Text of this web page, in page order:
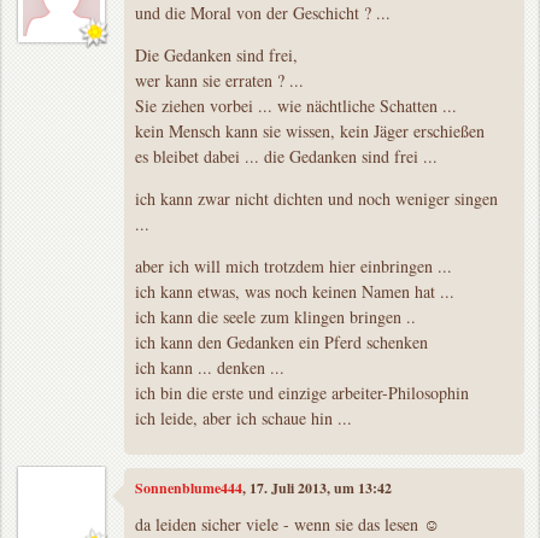
und die Moral von der Geschicht ? ...
Die Gedanken sind frei,
wer kann sie erraten ? ...
Sie ziehen vorbei ... wie nächtliche Schatten ...
kein Mensch kann sie wissen, kein Jäger erschießen
es bleibet dabei ... die Gedanken sind frei ...
ich kann zwar nicht dichten und noch weniger singen
...
aber ich will mich trotzdem hier einbringen ...
ich kann etwas, was noch keinen Namen hat ...
ich kann die seele zum klingen bringen ..
ich kann den Gedanken ein Pferd schenken
ich kann ... denken ...
ich bin die erste und einzige arbeiter-Philosophin
ich leide, aber ich schaue hin ...
Sonnenblume444, 17. Juli 2013, um 13:42
da leiden sicher viele - wenn sie das lesen ☺